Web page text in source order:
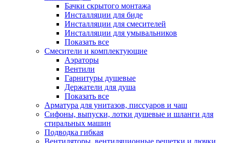
Бачки скрытого монтажа
Инсталляции для биде
Инсталляции для смесителей
Инсталляции для умывальников
Показать все
Смесители и комплектующие
Аэраторы
Вентили
Гарнитуры душевые
Держатели для душа
Показать все
Арматура для унитазов, писсуаров и чаш
Сифоны, выпуски, лотки душевые и шланги для
стиральных машин
Подводка гибкая
Вентиляторы, вентиляционные решетки и лючки